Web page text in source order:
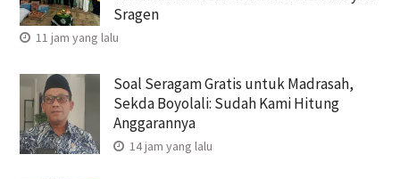
Sragen
11 jam yang lalu
Soal Seragam Gratis untuk Madrasah,
Sekda Boyolali: Sudah Kami Hitung
Anggarannya
14 jam yang lalu